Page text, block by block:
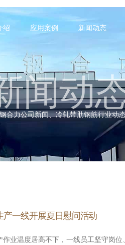
绍 应用案例 新闻动态
闻动
合力公司新闻、冷轧带肋钢筋行业动
一线开展夏日慰问活动
业温度居高不下，一线员工坚守岗